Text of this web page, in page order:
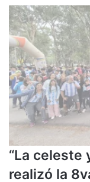
“La celeste
realizó la